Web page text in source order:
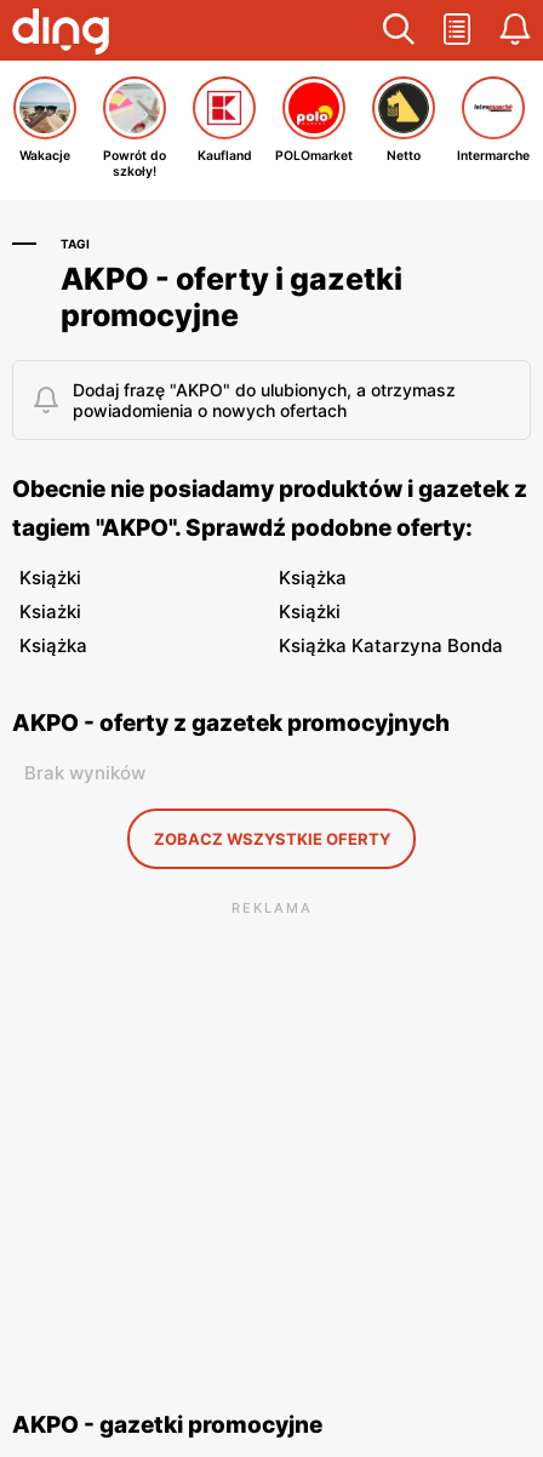
Wakacje
Powrót do
szkoły!
Kaufland POLOmarket Netto Intermarche
TAGI
AKPO - oferty i gazetki
promocyjne
Dodaj frazę "AKPO" do ulubionych, a otrzymasz
powiadomienia o nowych ofertach
Obecnie nie posiadamy produktów i gazetek z
tagiem "AKPO". Sprawdź podobne oferty:
Książki
Książka
Ksiażki
Książki
Książka
Książka Katarzyna Bonda
AKPO - oferty z gazetek promocyjnych
Brak wyników
ZOBACZ WSZYSTKIE OFERTY
REKLAMA
AKPO - gazetki promocyjne